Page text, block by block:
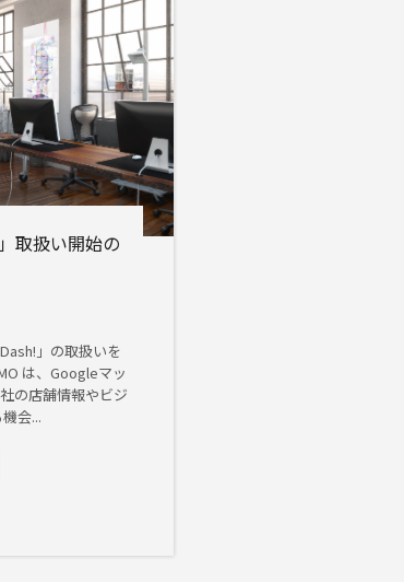
取扱い開始の
」の取扱いを
は、Googleマッ
の店舗情報やビジ
会...